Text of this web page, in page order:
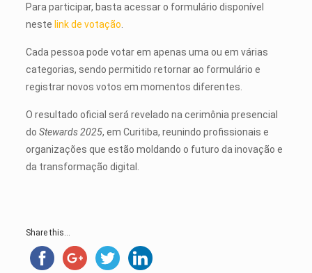
Para participar, basta acessar o formulário disponível
neste link de votação
Cada pessoa pode votar em apenas uma ou em várias
categorias, sendo permitido retornar ao formulário e
registrar novos votos em momentos diferentes.
O resultado oficial será revelado na cerimônia presencial
do Stewards 2025, em Curitiba, reunindo profissionais e
organizações que estão moldando o futuro da inovação e
da transformação digital.
Share this...